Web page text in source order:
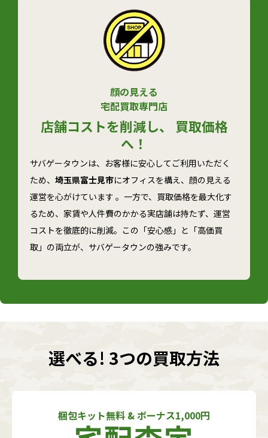
顔の見える
宅配買取専門店
店舗コストを削減し、 買取価格
へ！
サバゲータウンは、お客様に安心してご利用いただく
ため、 埼玉県富士見市にオフィスを構え、顔の見える
運営を心がけています 。一方で、買取価格を最大化す
るため、家賃や人件費のかかる実店舗は持たず、運営
コストを徹底的に削減。この「安心感」と「高価買
取」の両立が、サバゲータウンの強みです。
選べる! 3つの買取方法
梱包キット無料 & ボーナス1,000円